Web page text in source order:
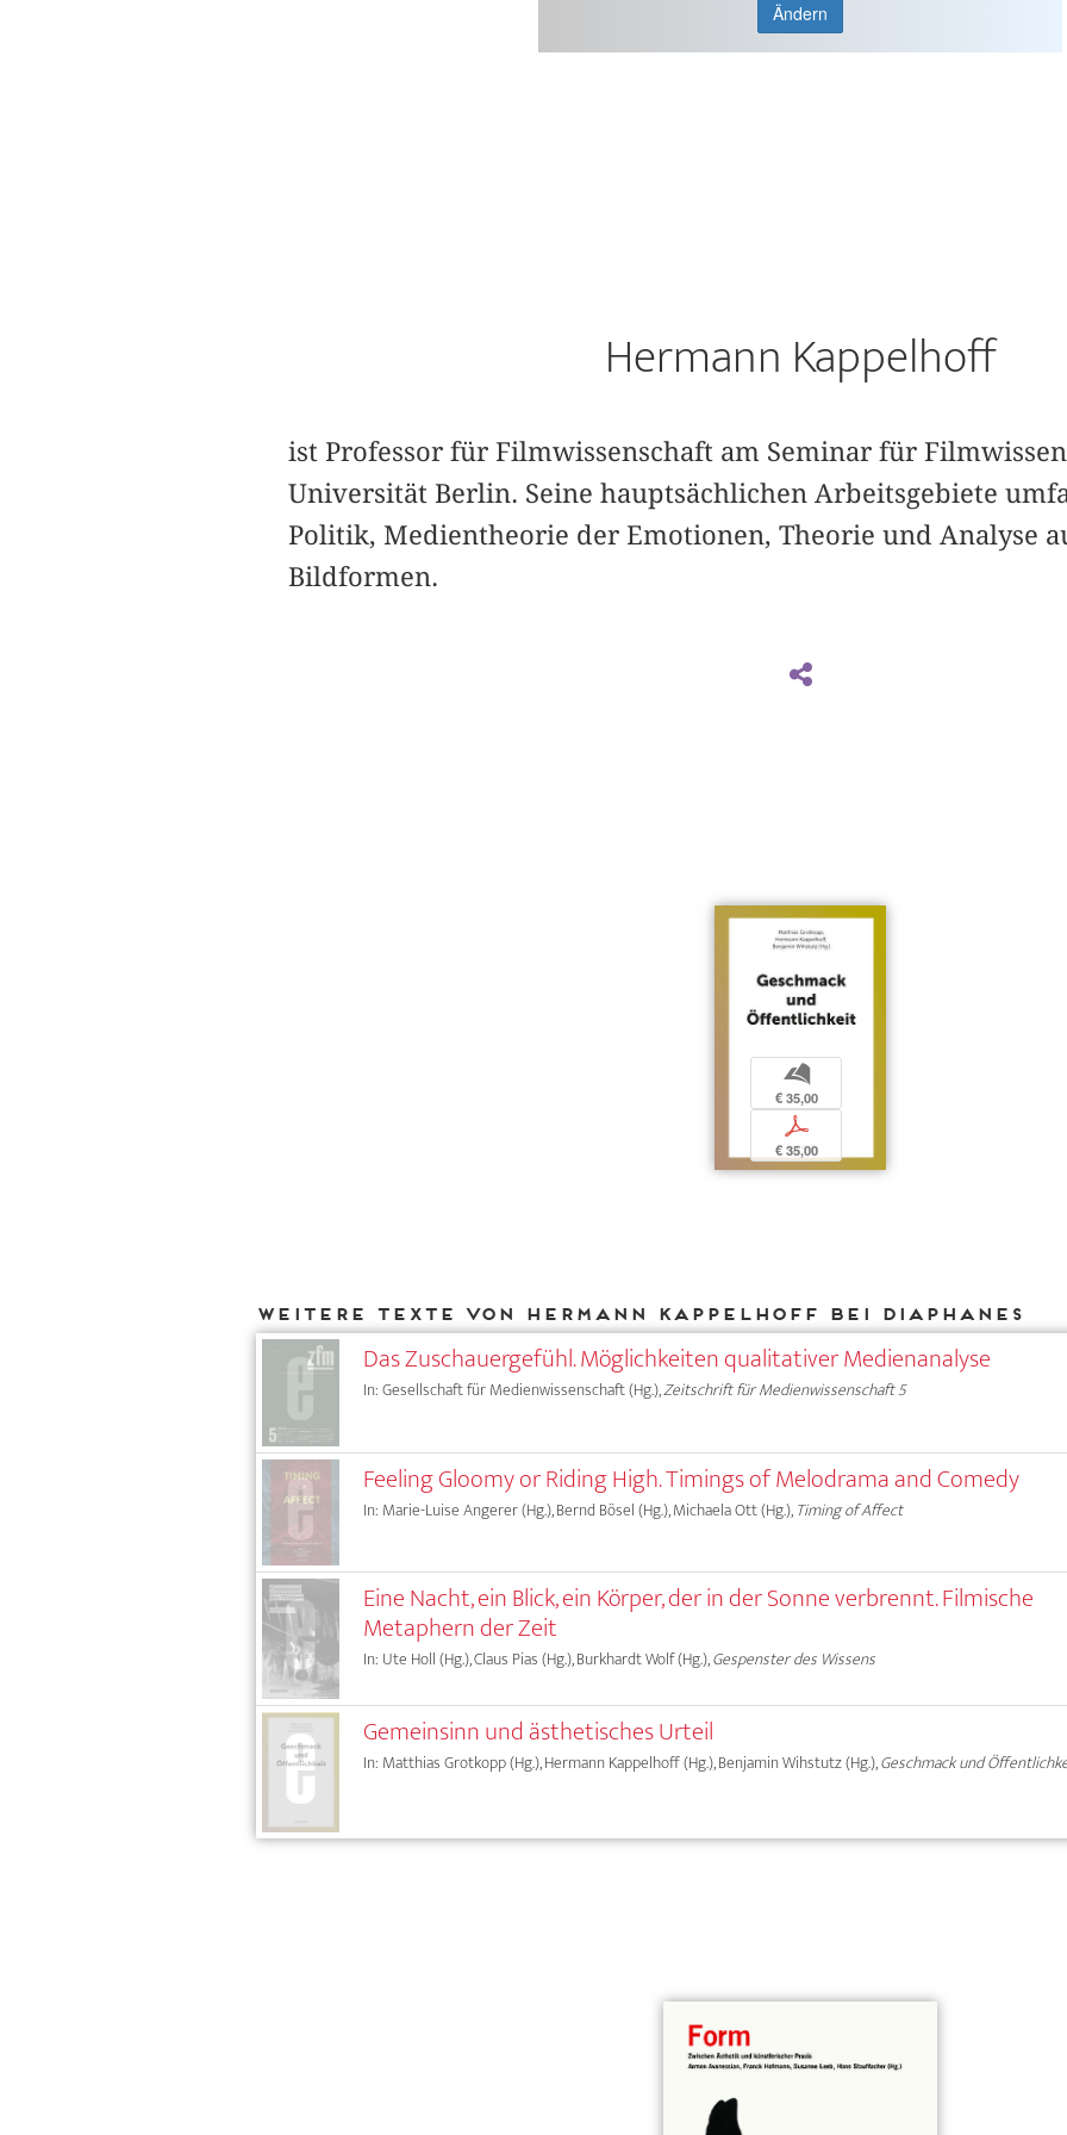
Ändern
Hermann Kappelhoff
ist Professor für Filmwissenschaft am Seminar für
Universität Berlin. Seine hauptsächlichen Arbeitsgebiete
Politik, Medientheorie der Emotionen, Theorie und Analyse
Bildformen.
b
€ 35,00
p
€ 35,00
Weitere Texte von Hermann Kappelhoff bei DIAPHANES
Das Zuschauergefühl. Möglichkeiten qualitativer Medienanalyse
In: Gesellschaft für Medienwissenschaft (Hg.),Zeitschrift für Medienwissenschaft 5
Feeling Gloomy or Riding High. Timings of Melodrama and Comedy
In: Marie-Luise Angerer (Hg.), Bernd Bösel (Hg.), Michaela Ott (Hg.),Timing of Affect
Eine Nacht, ein Blick, ein Körper, der in der Sonne verbrennt. Filmische
Metaphern der Zeit
In: Ute Holl (Hg.), Claus Pias (Hg.), Burkhardt Wolf (Hg.),Gespenster des Wissens
Gemeinsinn und ästhetisches Urteil
In: Matthias Grotkopp (Hg.), Hermann Kappelhoff (Hg.), Benjamin Wihstutz (Hg.),Geschmack und